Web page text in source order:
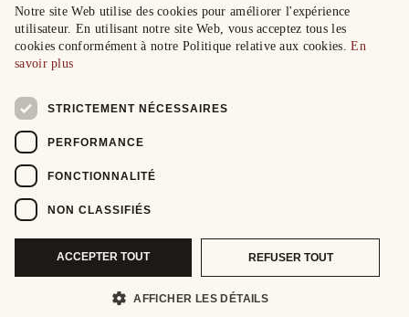
Notre site Web utilise des cookies pour améliorer l'expérience
utilisateur. En utilisant notre site Web, vous acceptez tous les
cookies conformément à notre Politique relative aux cookies.En
savoir plus
STRICTEMENT NÉCESSAIRES
PERFORMANCE
FONCTIONNALITÉ
NON CLASSIFIÉS
ACCEPTER TOUT REFUSER TOUT
AFFICHER LES DÉTAILS